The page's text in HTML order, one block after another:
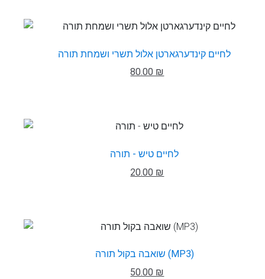
לחיים קינדערגארטן אלול תשרי ושמחת תורה
80.00 ₪
לחיים טיש - תורה
20.00 ₪
שואבה בקול תורה (MP3)
50.00 ₪